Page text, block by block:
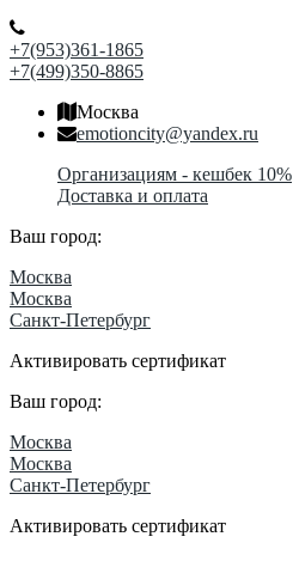
+7(953)361-1865
+7(499)350-8865
Москва
emotioncity@yandex.ru
Организациям - кешбек 10%
Доставка и оплата
Ваш город:
Москва
Москва
Санкт-Петербург
Активировать сертификат
Ваш город:
Москва
Москва
Санкт-Петербург
Активировать сертификат